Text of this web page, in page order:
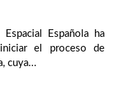
Española ha
el proceso de
cuya...